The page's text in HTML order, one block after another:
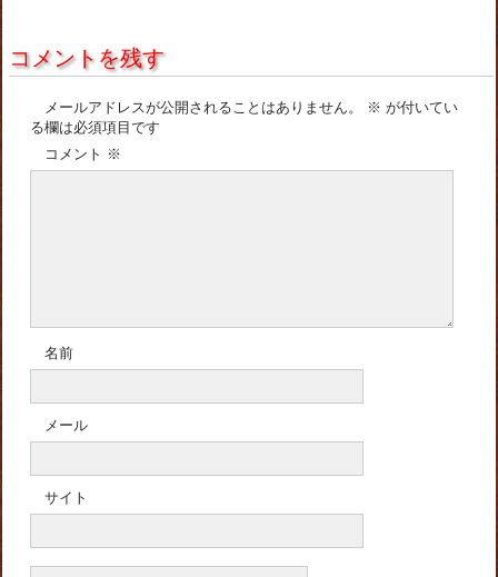
コメントを残す
メールアドレスが公開されることはありません。 ※ が付いてい
る欄は必須項目です
コメント ※
名前
メール
サイト